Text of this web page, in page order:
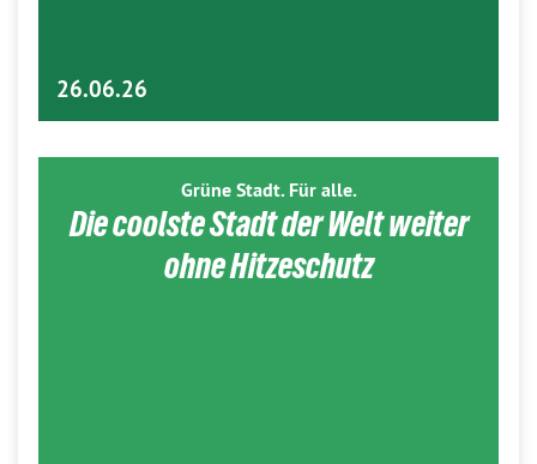
26.06.26
Grüne Stadt. Für alle.
Die coolste Stadt der Welt weiter
ohne Hitzeschutz